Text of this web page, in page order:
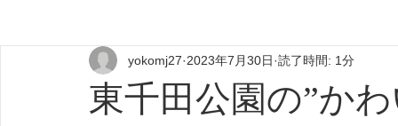
東千田公園の”か
yokomj27 2023年7月30日 読了時間: 1分